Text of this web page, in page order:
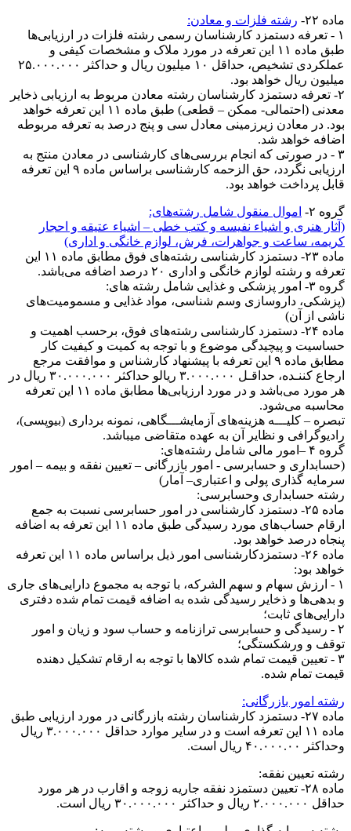
ماده ۲۲-
رشته فلزات و معادن:
۱ - تعرفه دستمزد کارشناسان رسمی رشته فلزات در ارزیابی‌ها
طبق ماده ۱۱ این تعرفه در مورد ملاک و مشخصات کیفی و
عملکردی تشخیص، حداقل ۱۰ میلیون ریال و حداکثر ۲۵.۰۰۰.۰۰۰
میلیون ریال خواهد بود.
۲- تعرفه دستمزد کارشناسان رشته معادن مربوط به ارزیابی ذخاير
معدنی (احتمالی- ممکن – قطعی) طبق ماده ۱۱ این تعرفه خواهد
بود. در معادن زیرزمینی معادل سی و پنج درصد به تعرفه مربوطه
اضافه خواهد شد.
۳ - در صورتی که انجام بررسی‌های کارشناسی در معادن منتج به
ارزیابی نگردد، حق الزحمه کارشناسی براساس ماده ۹ این تعرفه
قابل پرداخت خواهد بود.
گروه ۲-
اموال منقول شامل رشته‌های:
(آثار هنری و اشیاء نفیسه و کتب خطی – اشیاء عتیقه و احجار
کریمه، ساعت و جواهرات، فرش، لوازم خانگی و اداری)
ماده ۲۳- دستمزد کارشناسی رشته‌های فوق مطابق ماده ۱۱ این
تعرفه و رشته لوازم خانگی و اداری ۲۰ درصد اضافه می‌باشد.
گروه ۳- امور پزشکی و غذایی شامل رشته های:
(پزشکی، داروسازی وسم شناسی، مواد غذایی و مسمومیت‌های
ناشی از آن)
ماده ۲۴- دستمزد کارشناسی رشته‌های فوق، برحسب اهمیت و
حساسیت و پیچیدگی موضوع و با توجه به کمیت و کیفیت کار
مطابق ماده ۹ این تعرفه با پیشنهاد کارشناس و موافقت مرجع
ارجاع کننـده، حداقـل ۳.۰۰۰.۰۰۰ ریالو حداکثر ۳۰.۰۰۰.۰۰۰ ریال در
هر مورد می‌باشد و در مورد ارزیابی‌ها مطابق ماده ۱۱ این تعرفه
محاسبه می‌شود.
تبصره – کلیـــه هزینه‌های آزمایشـــگاهی، نمونه برداری (بیوپسی)،
رادیوگرافی و نظاير آن به عهده متقاضی میباشد.
گروه ۴ –امور مالی شامل رشته‌های:
(حسابداری و حسابرسی - امور بازرگانی – تعیین نفقه و بیمه – امور
سرمایه گذاری پولی و اعتباری– آمار)
رشته حسابداری وحسابرسی:
ماده ۲۵- دستمزد کارشناسی در امور حسابرسی نسبت به جمع
ارقام حساب‌های مورد رسیدگی طبق ماده ۱۱ این تعرفه به اضافه
پنجاه درصد خواهد بود.
ماده ۲۶- دستمزدکارشناسی امور ذیل براساس ماده ۱۱ این تعرفه
خواهد بود:
۱ - ارزش سهام و سهم الشرکه، با توجه به مجموع دارايی‌های جاری
و بدهی‌ها و ذخاير رسیدگی شده به اضافه قیمت تمام شده دفتری
دارايی‌های ثابت؛
۲ - رسیدگی و حسابرسی ترازنامه و حساب سود و زیان و امور
توقف و ورشکستگی؛
۳ - تعیین قیمت تمام شده کالا‌ها با توجه به ارقام تشکیل دهنده
قیمت تمام شده.
رشته امور بازرگانی:
ماده ۲۷- دستمزد کارشناسان رشته بازرگانی در مورد ارزیابی طبق
ماده ۱۱ این تعرفه است و در سایر موارد حداقل ۳.۰۰۰.۰۰۰ ریال
وحداکثر ۴۰.۰۰۰.۰۰ ریال است.
رشته تعیین نفقه:
ماده ۲۸- تعیین دستمزد نفقه جاریه زوجه و اقارب در هر مورد
حداقل ۲.۰۰۰.۰۰۰ ریال و حداکثر ۳۰.۰۰۰.۰۰۰ ریال است.